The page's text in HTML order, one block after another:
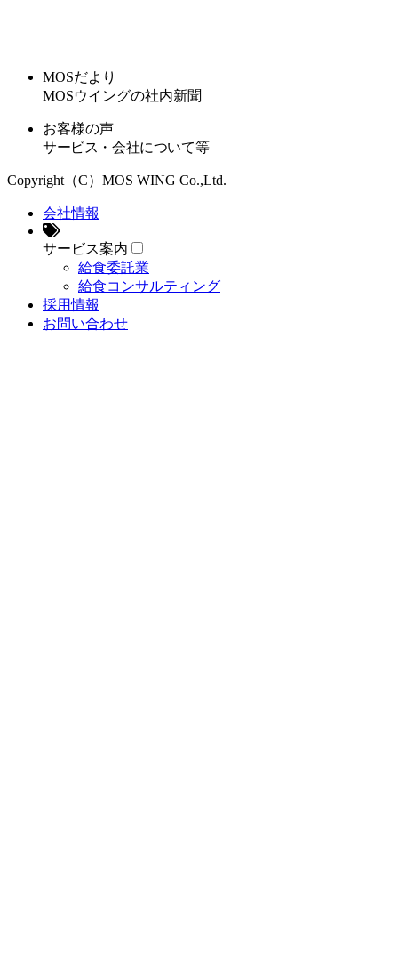
MOSだより
MOSウイングの社内新聞
お客様の声
サービス・会社について等
Copyright（C）MOS WING Co.,Ltd.
会社情報
サービス案内
給食委託業
給食コンサルティング
採用情報
お問い合わせ